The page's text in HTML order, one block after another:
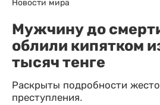
Новости мира
Мужчину до
облили кипятком
тысяч тенге
Раскрыты подробности
преступления.